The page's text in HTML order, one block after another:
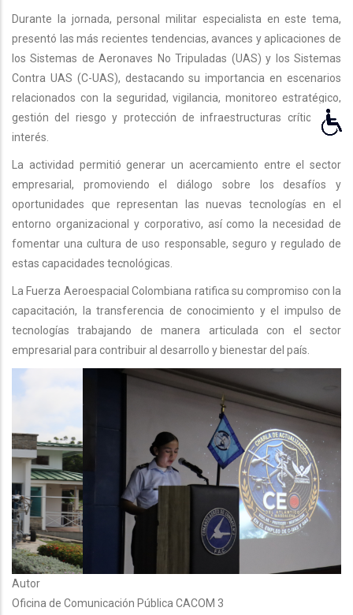
Durante la jornada, personal militar especialista en este tema,
presentó las más recientes tendencias, avances y aplicaciones de
los Sistemas de Aeronaves No Tripuladas (UAS) y los Sistemas
Contra UAS (C-UAS), destacando su importancia en escenarios
relacionados con la seguridad, vigilancia, monitoreo estratégico,
gestión del riesgo y protección de infraestructuras críticas de
interés.
La actividad permitió generar un acercamiento entre el sector
empresarial, promoviendo el diálogo sobre los desafíos y
oportunidades que representan las nuevas tecnologías en el
entorno organizacional y corporativo, así como la necesidad de
fomentar una cultura de uso responsable, seguro y regulado de
estas capacidades tecnológicas.
La Fuerza Aeroespacial Colombiana ratifica su compromiso con la
capacitación, la transferencia de conocimiento y el impulso de
tecnologías trabajando de manera articulada con el sector
empresarial para contribuir al desarrollo y bienestar del país.
Autor
Oficina de Comunicación Pública CACOM 3